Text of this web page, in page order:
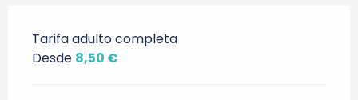
Tarifa adulto completa
Desde 8,50 €